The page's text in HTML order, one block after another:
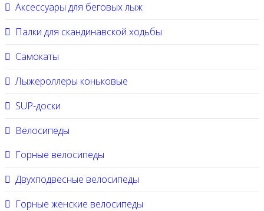
Аксессуары для беговых лыж
Палки для скандинавской ходьбы
Самокаты
Лыжероллеры коньковые
SUP-доски
Велосипеды
Горные велосипеды
Двухподвесные велосипеды
Горные женские велосипеды